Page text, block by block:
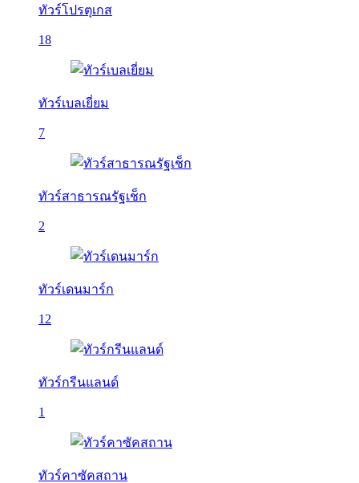
ทัวร์โปรตุเกส
18
ทัวร์เบลเยี่ยม
7
ทัวร์สาธารณรัฐเช็ก
2
ทัวร์เดนมาร์ก
12
ทัวร์กรีนแลนด์
1
ทัวร์คาซัคสถาน